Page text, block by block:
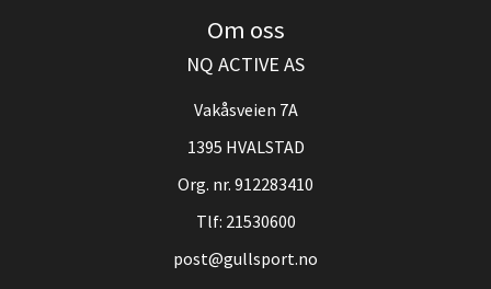
Om oss
NQ ACTIVE AS
Vakåsveien 7A
1395 HVALSTAD
Org. nr. 912283410
Tlf: 21530600
post@gullsport.no